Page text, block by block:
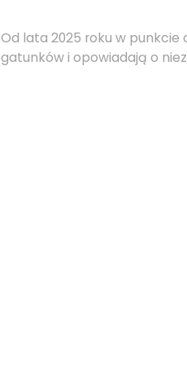
Od lata 2025 roku w
gatunków i opowiadają o